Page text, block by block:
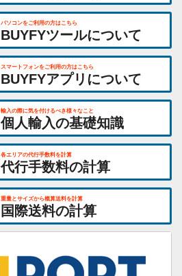
パソコンをご利用の方はこちら
BUYFYツールについて
スマートフォンをご利用の方はこちら
BUYFYアプリについて
輸入の際に気を付けるべき様々なこと
個人輸入の基礎知識
各エリアの代行手数料を計算
代行手数料の計算
重量とサイズから概算送料を計算
国際送料の計算